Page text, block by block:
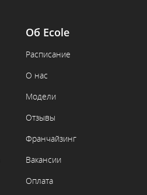
Об Ecole
Расписание
О нас
Модели
Отзывы
Франчайзинг
Вакансии
Оплата